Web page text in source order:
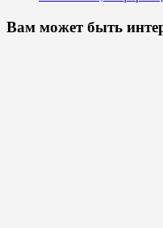
Вам может быть